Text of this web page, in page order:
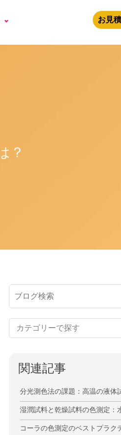
お見
？
関連記事
分光測色法の課題：高温の液体
湿潤試料と乾燥試料の色測定：
コーラの色測定のベストプラク